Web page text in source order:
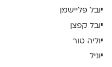
יובל פליישמן
י ובל קפצן
יוליה טור
י וניל